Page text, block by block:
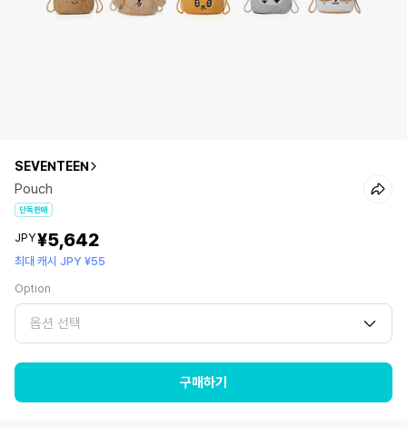
SEVENTEEN
Pouch
단독판매
JPY¥5,642
최대 캐시 JPY ¥55
Option
옵션 선택
구매하기